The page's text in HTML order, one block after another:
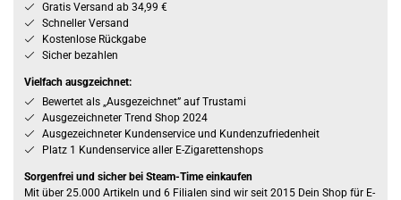
Gratis Versand ab 34,99 €
Schneller Versand
Kostenlose Rückgabe
Sicher bezahlen
Vielfach ausgzeichnet:
Bewertet als „Ausgezeichnet” auf Trustami
Ausgezeichneter Trend Shop 2024
Ausgezeichneter Kundenservice und Kundenzufriedenheit
Platz 1 Kundenservice aller E-Zigarettenshops
Sorgenfrei und sicher bei Steam-Time einkaufen
Mit über 25.000 Artikeln und 6 Filialen sind wir seit 2015 Dein Shop für E-